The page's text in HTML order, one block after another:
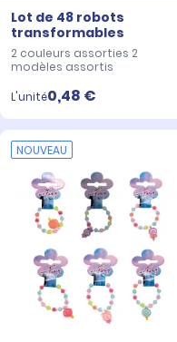
Lot de 48 robots
transformables
2 couleurs assorties 2
modèles assortis
L'unité0,48 €
NOUVEAU